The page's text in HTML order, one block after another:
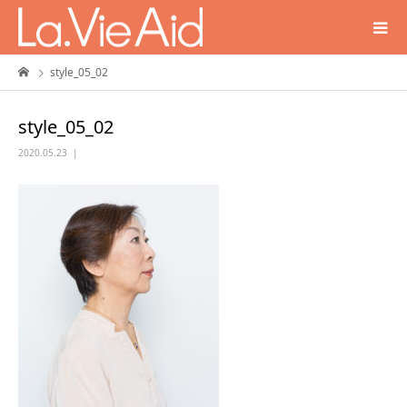
style_05_02
style_05_02
2020.05.23